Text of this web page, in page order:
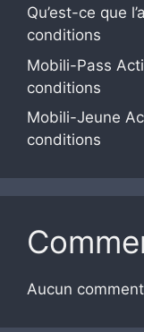
Qu’est-ce que
conditions
Mobili-Pass
conditions
Mobili-Jeune
conditions
Aucun